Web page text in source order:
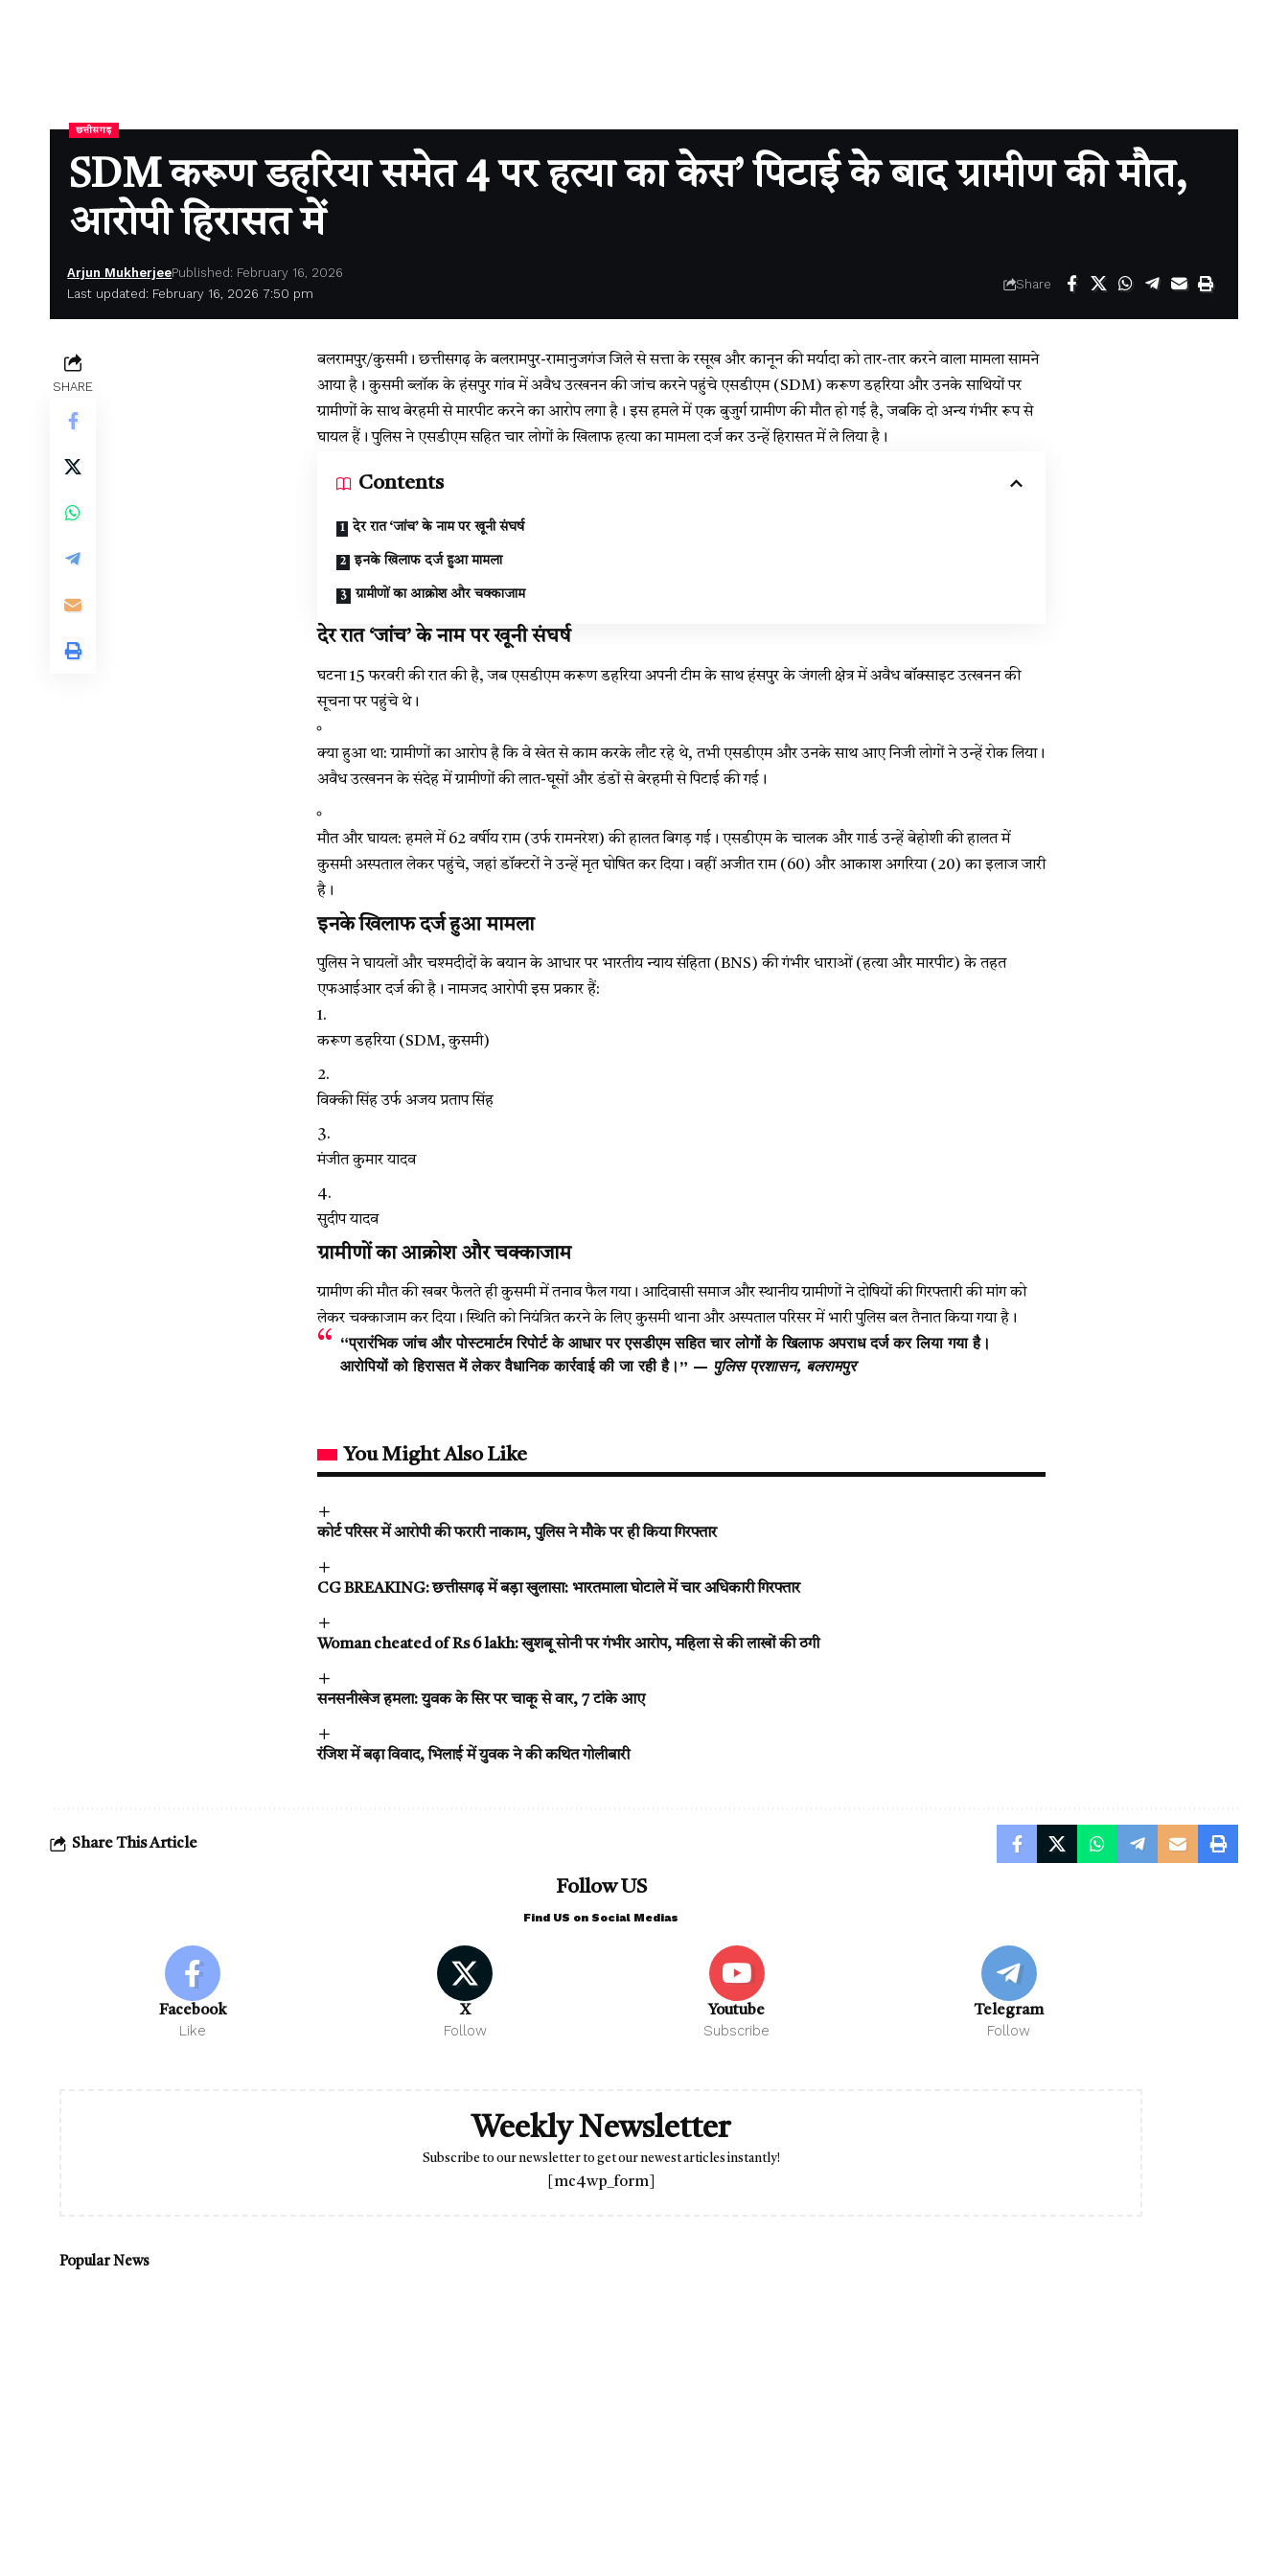
छत्तीसगढ़
SDM करूण डहरिया समेत 4 पर हत्या का केस’ पिटाई के बाद ग्रामीण की मौत,
आरोपी हिरासत में
Last updated: February 16, 2026 7:50 pm
Arjun MukherjeePublished: February 16, 2026
Share
SHARE
बलरामपुर/कुसमी। छत्तीसगढ़ के बलरामपुर-रामानुजगंज जिले से सत्ता के रसूख और कानून की मर्यादा को तार-तार करने वाला मामला सामने
आया है। कुसमी ब्लॉक के हंसपुर गांव में अवैध उत्खनन की जांच करने पहुंचे एसडीएम (SDM) करूण डहरिया और उनके साथियों पर
ग्रामीणों के साथ बेरहमी से मारपीट करने का आरोप लगा है। इस हमले में एक बुजुर्ग ग्रामीण की मौत हो गई है, जबकि दो अन्य गंभीर रूप से
घायल हैं। पुलिस ने एसडीएम सहित चार लोगों के खिलाफ हत्या का मामला दर्ज कर उन्हें हिरासत में ले लिया है।
Contents
देर रात ‘जांच’ के नाम पर खूनी संघर्ष
इनके खिलाफ दर्ज हुआ मामला
ग्रामीणों का आक्रोश और चक्काजाम
देर रात ‘जांच’ के नाम पर खूनी संघर्ष
घटना 15 फरवरी की रात की है, जब एसडीएम करूण डहरिया अपनी टीम के साथ हंसपुर के जंगली क्षेत्र में अवैध बॉक्साइट उत्खनन की
सूचना पर पहुंचे थे।
क्या हुआ था: ग्रामीणों का आरोप है कि वे खेत से काम करके लौट रहे थे, तभी एसडीएम और उनके साथ आए निजी लोगों ने उन्हें रोक लिया।
अवैध उत्खनन के संदेह में ग्रामीणों की लात-घूसों और डंडों से बेरहमी से पिटाई की गई।
मौत और घायल: हमले में 62 वर्षीय राम (उर्फ रामनरेश) की हालत बिगड़ गई। एसडीएम के चालक और गार्ड उन्हें बेहोशी की हालत में
कुसमी अस्पताल लेकर पहुंचे, जहां डॉक्टरों ने उन्हें मृत घोषित कर दिया। वहीं अजीत राम (60) और आकाश अगरिया (20) का इलाज जारी
है।
इनके खिलाफ दर्ज हुआ मामला
पुलिस ने घायलों और चश्मदीदों के बयान के आधार पर भारतीय न्याय संहिता (BNS) की गंभीर धाराओं (हत्या और मारपीट) के तहत
एफआईआर दर्ज की है। नामजद आरोपी इस प्रकार हैं:
करूण डहरिया (SDM, कुसमी)
विक्की सिंह उर्फ अजय प्रताप सिंह
मंजीत कुमार यादव
सुदीप यादव
ग्रामीणों का आक्रोश और चक्काजाम
ग्रामीण की मौत की खबर फैलते ही कुसमी में तनाव फैल गया। आदिवासी समाज और स्थानीय ग्रामीणों ने दोषियों की गिरफ्तारी की मांग को
लेकर चक्काजाम कर दिया। स्थिति को नियंत्रित करने के लिए कुसमी थाना और अस्पताल परिसर में भारी पुलिस बल तैनात किया गया है।
“प्रारंभिक जांच और पोस्टमार्टम रिपोर्ट के आधार पर एसडीएम सहित चार लोगों के खिलाफ अपराध दर्ज कर लिया गया है।
आरोपियों को हिरासत में लेकर वैधानिक कार्रवाई की जा रही है।” — पुलिस प्रशासन, बलरामपुर
You Might Also Like
कोर्ट परिसर में आरोपी की फरारी नाकाम, पुलिस ने मौके पर ही किया गिरफ्तार
CG BREAKING: छत्तीसगढ़ में बड़ा खुलासा: भारतमाला घोटाले में चार अधिकारी गिरफ्तार
Woman cheated of Rs 6 lakh: खुशबू सोनी पर गंभीर आरोप, महिला से की लाखों की ठगी
सनसनीखेज हमला: युवक के सिर पर चाकू से वार, 7 टांके आए
रंजिश में बढ़ा विवाद, भिलाई में युवक ने की कथित गोलीबारी
Share This Article
Follow US
Find US on Social Medias
Facebook
Like
X
Follow
Youtube
Subscribe
Telegram
Follow
Weekly Newsletter
Subscribe to our newsletter to get our newest articles instantly!
[mc4wp_form]
Popular News